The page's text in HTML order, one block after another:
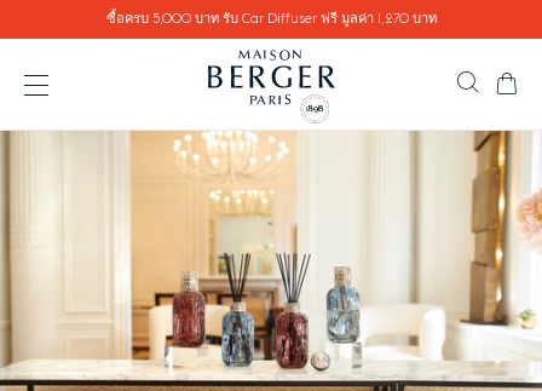
Go directly to contentซื้อครบ 5,000 บาท รับ Car Diffuser ฟรี มูลค่า 1,270 บาท
เปิดเมนู ค้นหา